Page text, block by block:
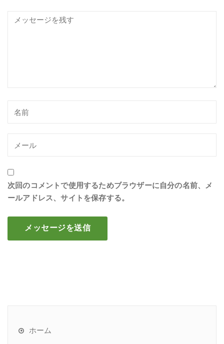
次回のコメントで使用するためブラウザーに自分の名前、メ
ールアドレス、サイトを保存する。
ホーム